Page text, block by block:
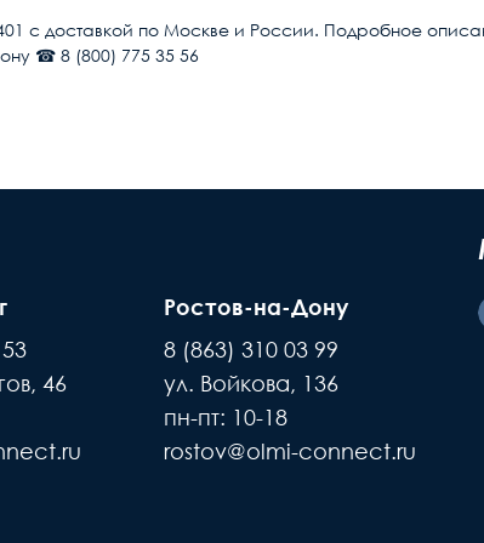
(AC)
к
новые детали +
ремонт
производится только
оплачивает
с доставкой по Москве и России. Подробное
☎ 8 (800) 775 35 56
46
Ростов-на-Дону
8 (863) 310 03 99
ул. Войкова, 136
пн-пт: 10-18
rostov@olmi-connect.ru